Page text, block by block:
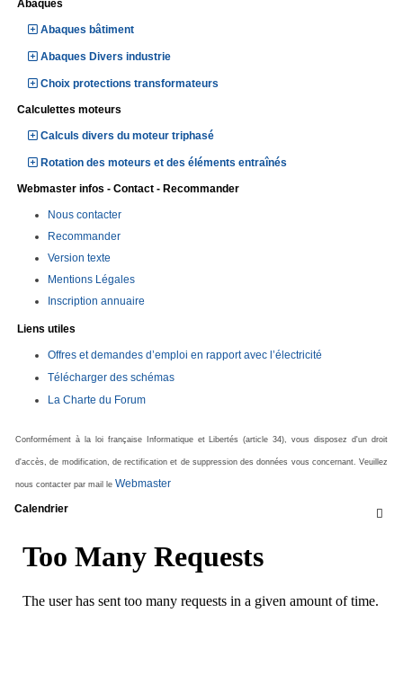
Abaques
Abaques bâtiment
Abaques Divers industrie
Choix protections transformateurs
Calculettes moteurs
Calculs divers du moteur triphasé
Rotation des moteurs et des éléments entraînés
Webmaster infos - Contact - Recommander
Nous contacter
Recommander
Version texte
Mentions Légales
Inscription annuaire
Liens utiles
Offres et demandes d’emploi en rapport avec l’électricité
Télécharger des schémas
La Charte du Forum
Conformément à la loi française Informatique et Libertés (article 34), vous disposez d'un droit
d'accès, de modification, de rectification et de suppression des données vous concernant. Veuillez
nous contacter par mail le Webmaster

Calendrier